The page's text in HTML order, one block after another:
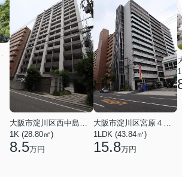
大阪市淀川区西中島６丁目
1K (28.80㎡)
8.5万円
大阪市淀川区宮原４丁目
1LDK (43.84㎡)
15.8万円